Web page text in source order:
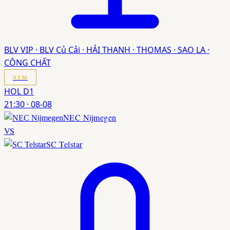
BLV VIP · BLV Củ Cải · HẢI THANH · THOMAS · SAO LA ·
CÔNG CHẤT
XEM
HOL D1
21:30 · 08-08
NEC Nijmegen
VS
SC Telstar